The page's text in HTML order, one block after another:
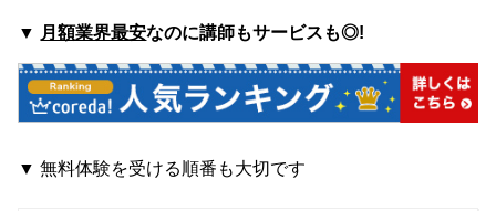
▼ 月額業界最安なのに講師もサービスも◎!
▼無料体験を受ける順番も大切です